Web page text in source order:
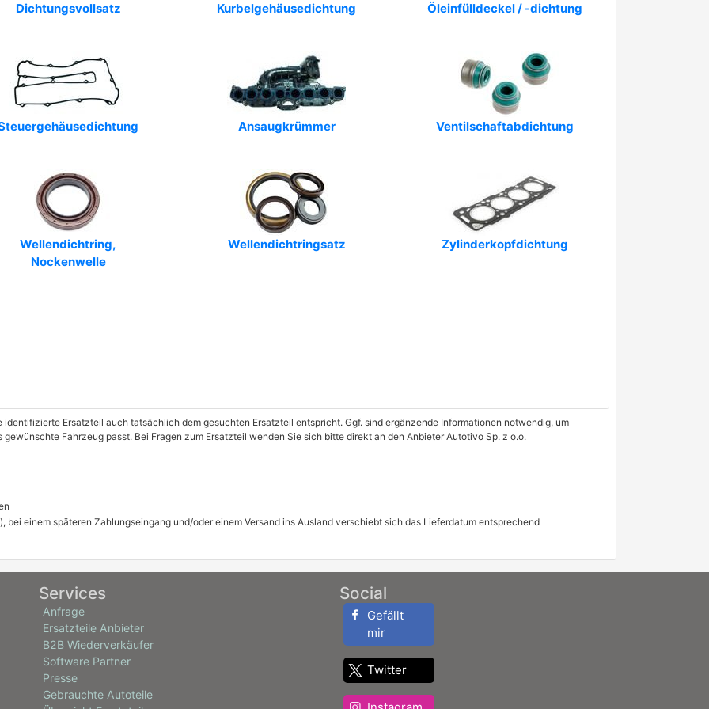
Dichtungsvollsatz Kurbelgehäusedichtung Öleinfülldeckel / -dichtung
Ansaugkrümmer Ventilschaftabdichtung
Wellendichtring,
Nockenwelle
Wellendichtringsatz Zylinderkopfdichtung
Ersatzteil auch tatsächlich dem gesuchten Ersatzteil entspricht. Ggf. sind ergänzende Informationen notwendig, um
Fahrzeug passt. Bei Fragen zum Ersatzteil wenden Sie sich bitte direkt an den Anbieter Autotivo Sp. z o.o.
bei einem späteren Zahlungseingang und/oder einem Versand ins Ausland verschiebt sich das Lieferdatum entsprechend
Services
Anfrage
Ersatzteile Anbieter
B2B Wiederverkäufer
Software Partner
Presse
Gebrauchte Autoteile
Social
Gefällt
mir
Twitter